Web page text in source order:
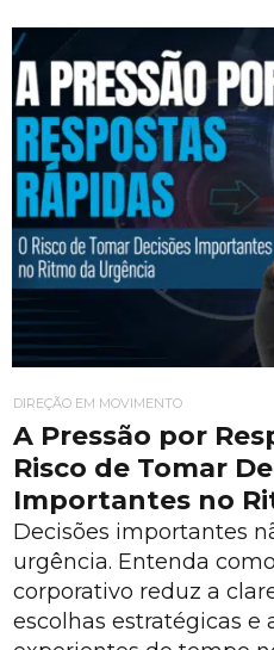
DIREÇÃO EM MOVIMENTO
A Pressão por
Risco de Tomar
Importantes no
Decisões importantes
urgência. Entenda
corporativo reduz a
escolhas estratégicas e